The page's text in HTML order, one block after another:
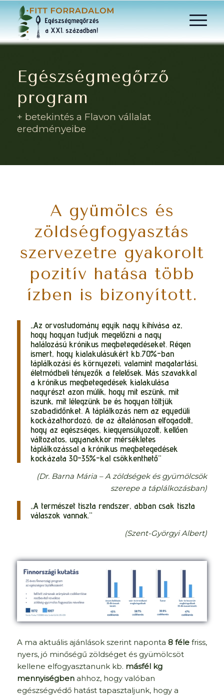
Egészségmegőrző
program
+ betekintés a Flavon vállalat
eredményeibe
A gyümölcs és
zöldségfogyasztás
szervezetre gyakorolt
pozitív hatása több
ízben is bizonyított.
„Az orvostudomány egyik nagy kihívása az,
hogy hogyan tudjuk megelőzni a nagy
halálozású krónikus megbetegedéseket. Régen
ismert, hogy kialakulásukért kb.70%-ban
táplálkozási és környezeti, valamint magatartási,
életmódbeli tényezők a felelősek. Más szavakkal
a krónikus megbetegedések kialakulása
nagyrészt azon múlik, hogy mit eszünk, mit
iszunk, mit lélegzünk be és hogyan töltjük
szabadidőnket. A táplálkozás nem az egyedüli
kockázathordozó, de az általánosan elfogadott,
hogy az egészséges, kiegyensúlyozott, kellően
változatos, ugyanakkor mérsékletes
táplálkozással a krónikus megbetegedések
kockázata 30-35%-kal csökkenthető”
(Dr. Barna Mária – A zöldségek és gyümölcsök
szerepe a táplálkozásban)
„A természet tiszta rendszer, abban csak tiszta
válaszok vannak.”
(Szent-Györgyi Albert)
A ma aktuális ajánlások szerint naponta 8 félefriss,
nyers, jó minőségű zöldséget és gyümölcsöt
kellene elfogyasztanunk kb. másfél kg
mennyiségbenahhoz, hogy valóban
egészségvédő hatást tapasztaljunk, hogy a